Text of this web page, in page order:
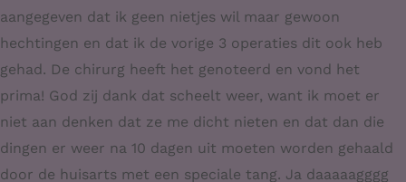
aangegeven dat ik geen nietjes wil maar gewoon
hechtingen en dat ik de vorige 3 operaties dit ook heb
gehad. De chirurg heeft het genoteerd en vond het
prima! God zij dank dat scheelt weer, want ik moet er
niet aan denken dat ze me dicht nieten en dat dan die
dingen er weer na 10 dagen uit moeten worden gehaald
door de huisarts met een speciale tang. Ja daaaaagggg